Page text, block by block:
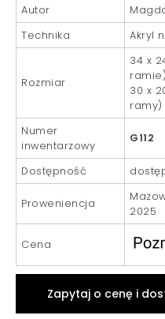
Autor
Technika
Akryl
Rozmiar
34 x
ramie)
30 x
ramy)
Numer
inwentarzowy
G112
Dostępność
Proweniencja
2025
Cena
Zapytaj o cenę i